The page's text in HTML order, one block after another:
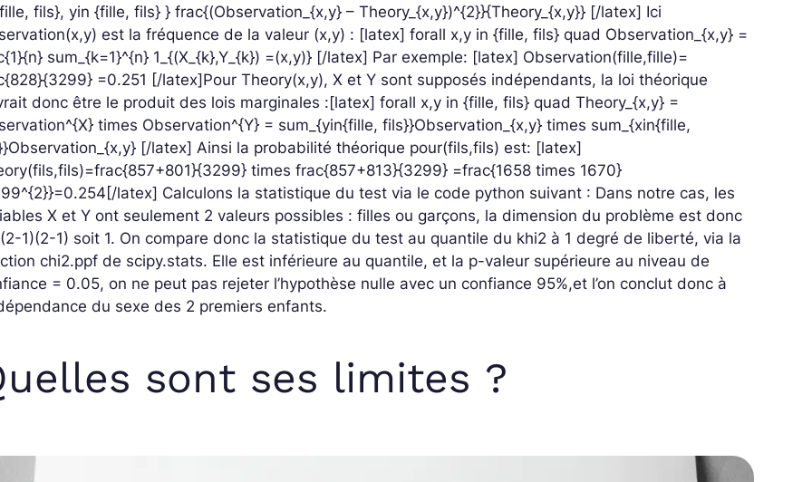
fils}, yin {fille, fils} } frac{(Observation_{x,y} – Theory_{x,y})^{2}}{Theory_{x,y}} [/latex] Ici
est la fréquence de la valeur (x,y) : [latex] forall x,y in {fille, fils} quad Observation_{x,y} =
sum_{k=1}^{n} 1_{(X_{k},Y_{k}) =(x,y)} [/latex] Par exemple: [latex] Observation(fille,fille)=
=0.251 [/latex]Pour Theory(x,y), X et Y sont supposés indépendants, la loi théorique
donc être le produit des lois marginales : [latex] forall x,y in {fille, fils} quad Theory_{x,y} =
times Observation^{Y} = sum_{yin{fille, fils}}Observation_{x,y} times sum_{xin{fille,
[/latex] Ainsi la probabilité théorique pour(fils,fils) est: [latex]
times frac{857+813}{3299} =frac{1658 times 1670}
latex] Calculons la statistique du test via le code python suivant : Dans notre cas, les
X et Y ont seulement 2 valeurs possibles : filles ou garçons, la dimension du problème est donc
1)(2-1) soit 1. On compare donc la statistique du test au quantile du khi2 à 1 degré de liberté, via la
chi2.ppf de scipy.stats. Elle est inférieure au quantile, et la p-valeur supérieure au niveau de
= 0.05, on ne peut pas rejeter l’hypothèse nulle avec un confiance 95%,et l’on conclut donc à
du sexe des 2 premiers enfants.
sont ses limites ?